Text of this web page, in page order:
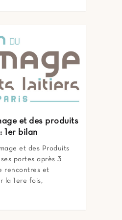
et des produits
1er bilan
et des Produits
portes après 3
rencontres et
la 1ere fois,